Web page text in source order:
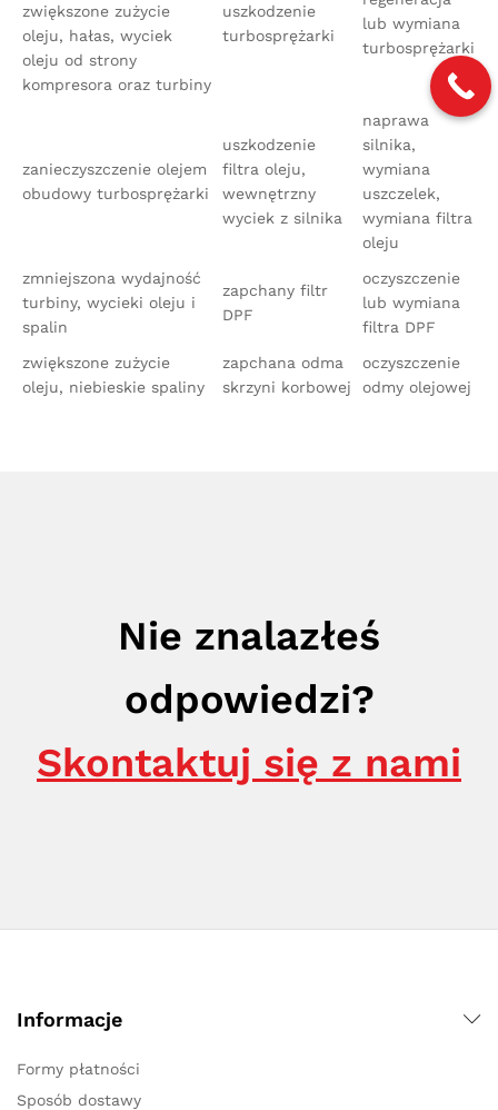
zwiększone zużycie
oleju, hałas, wyciek
oleju od strony
kompresora oraz turbiny
uszkodzenie
turbosprężarki
lub wymiana
turbosprężarki
zanieczyszczenie olejem
obudowy turbosprężarki
uszkodzenie
filtra oleju,
wewnętrzny
wyciek z silnika
naprawa
silnika,
wymiana
uszczelek,
wymiana filtra
oleju
zmniejszona wydajność
turbiny, wycieki oleju i
spalin
zapchany filtr
DPF
oczyszczenie
lub wymiana
filtra DPF
zwiększone zużycie
oleju, niebieskie spaliny
zapchana odma
skrzyni korbowej
oczyszczenie
odmy olejowej
Nie znalazłeś
odpowiedzi?
Skontaktuj się z nami
Informacje
Formy płatności
Sposób dostawy